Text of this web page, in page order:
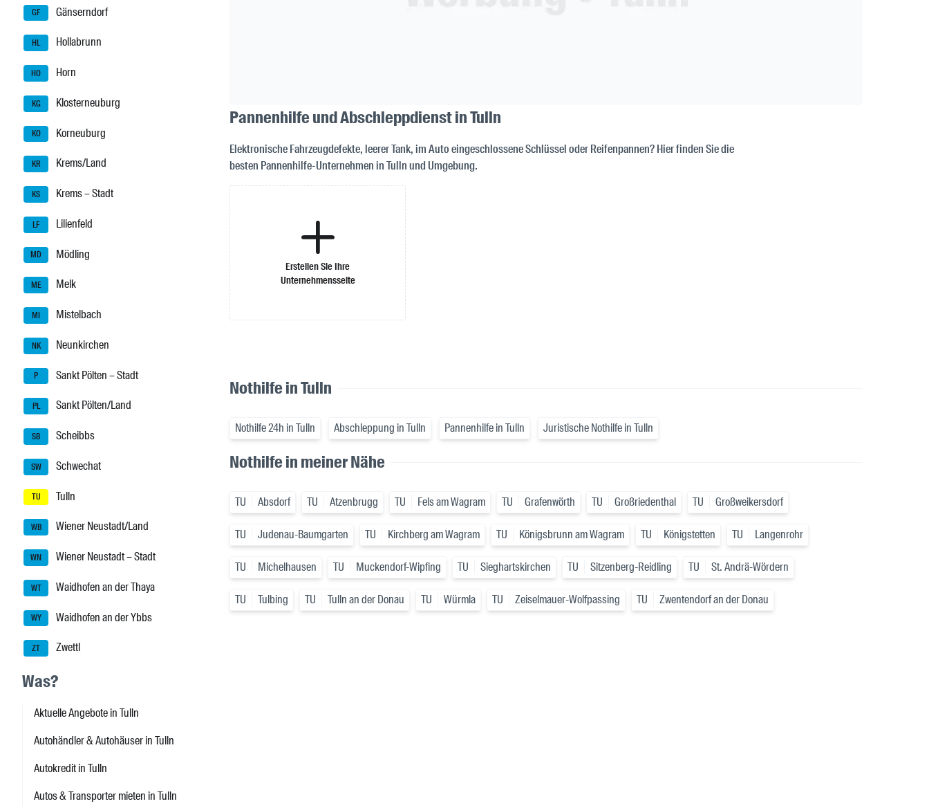
GF Gänserndorf
HL Hollabrunn
HO Horn
KG Klosterneuburg
KO Korneuburg
KR Krems/Land
KS Krems – Stadt
LF Lilienfeld
MD Mödling
ME Melk
MI Mistelbach
NK Neunkirchen
P Sankt Pölten – Stadt
PL Sankt Pölten/Land
SB Scheibbs
SW Schwechat
TU Tulln
WB Wiener Neustadt/Land
WN Wiener Neustadt – Stadt
WT Waidhofen an der Thaya
WY Waidhofen an der Ybbs
ZT Zwettl
Was?
Aktuelle Angebote in Tulln
Autohändler & Autohäuser in Tulln
Autokredit in Tulln
Autos & Transporter mieten in Tulln
Pannenhilfe und Abschleppdienst in Tulln
Elektronische Fahrzeugdefekte, leerer Tank, im Auto eingeschlossene Schlüssel oder Reifenpannen? Hier finden Sie die
besten Pannenhilfe-Unternehmen in Tulln und Umgebung.
Erstellen Sie Ihre
Unternehmensseite
Nothilfe in Tulln
Nothilfe 24h in Tulln Abschleppung in Tulln Pannenhilfe in Tulln Juristische Nothilfe in Tulln
Nothilfe in meiner Nähe
TU Absdorf TU Atzenbrugg TU Fels am Wagram TU Grafenwörth TU Großriedenthal TU Großweikersdorf
TU Judenau-Baumgarten TU Kirchberg am Wagram TU Königsbrunn am Wagram TU Königstetten TU Langenrohr
TU Michelhausen TU Muckendorf-Wipfing TU Sieghartskirchen TU Sitzenberg-Reidling TU St. Andrä-Wördern
TU Tulbing TU Tulln an der Donau TU Würmla TU Zeiselmauer-Wolfpassing TU Zwentendorf an der Donau